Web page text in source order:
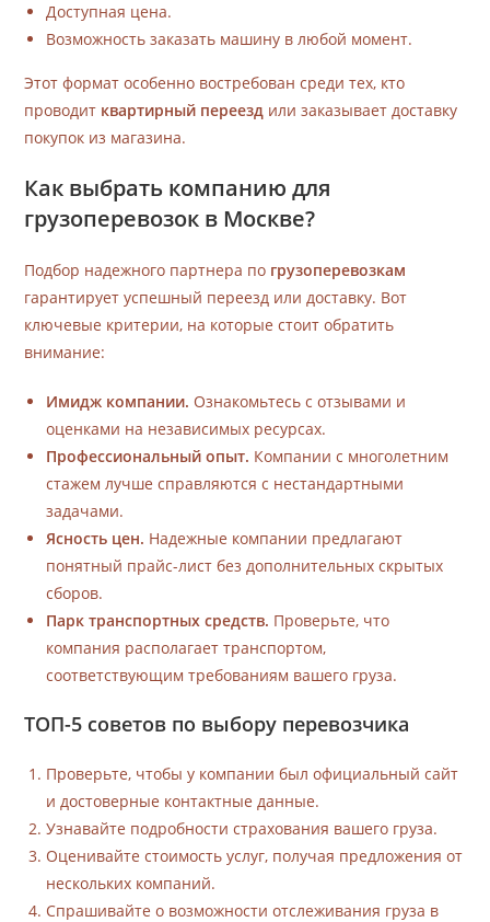
Доступная цена.
Возможность заказать машину в любой момент.
Этот формат особенно востребован среди тех, кто
проводит квартирный переезд или заказывает доставку
покупок из магазина.
Как выбрать компанию для
грузоперевозок в Москве?
Подбор надежного партнера по грузоперевозкам
гарантирует успешный переезд или доставку. Вот
ключевые критерии, на которые стоит обратить
внимание:
Имидж компании. Ознакомьтесь с отзывами и
оценками на независимых ресурсах.
Профессиональный опыт. Компании с многолетним
стажем лучше справляются с нестандартными
задачами.
Ясность цен. Надежные компании предлагают
понятный прайс-лист без дополнительных скрытых
сборов.
Парк транспортных средств. Проверьте, что
компания располагает транспортом,
соответствующим требованиям вашего груза.
ТОП-5 советов по выбору перевозчика
Проверьте, чтобы у компании был официальный сайт
и достоверные контактные данные.
Узнавайте подробности страхования вашего груза.
Оценивайте стоимость услуг, получая предложения от
нескольких компаний.
Спрашивайте о возможности отслеживания груза в